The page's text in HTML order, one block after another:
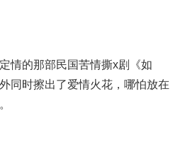
情的那部民国苦情撕x剧《如
同时擦出了爱情火花，哪怕放在